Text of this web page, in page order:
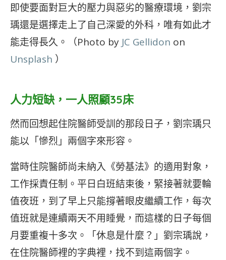
即使要面對巨大的壓力與惡劣的醫療環境，劉宗
瑀還是選擇走上了自己深愛的外科，唯有如此才
能走得長久。（Photo by JC Gellidon on
Unsplash ）
人力短缺，一人照顧35床
然而回想起住院醫師受訓的那段日子，劉宗瑀只
能以「慘烈」兩個字來形容。
當時住院醫師尚未納入《勞基法》的適用對象，
工作採責任制。平日白班結束後，緊接著就要輪
值夜班，到了早上只能撐著眼皮繼續工作，每次
值班就是連續兩天不用睡覺，而這樣的日子每個
月要重複十多次。「休息是什麼？」劉宗瑀說，
在住院醫師裡的字典裡，找不到這兩個字。